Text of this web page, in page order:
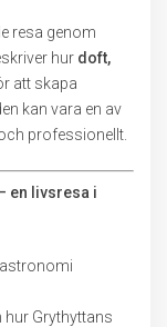
resa genom
hur doft,
att skapa
kan vara en av
professionellt.
en livsresa i
hur Grythyttans